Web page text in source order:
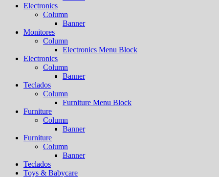
Electronics
Column
Banner
Monitores
Column
Electronics Menu Block
Electronics
Column
Banner
Teclados
Column
Furniture Menu Block
Furniture
Column
Banner
Furniture
Column
Banner
Teclados
Toys & Babycare